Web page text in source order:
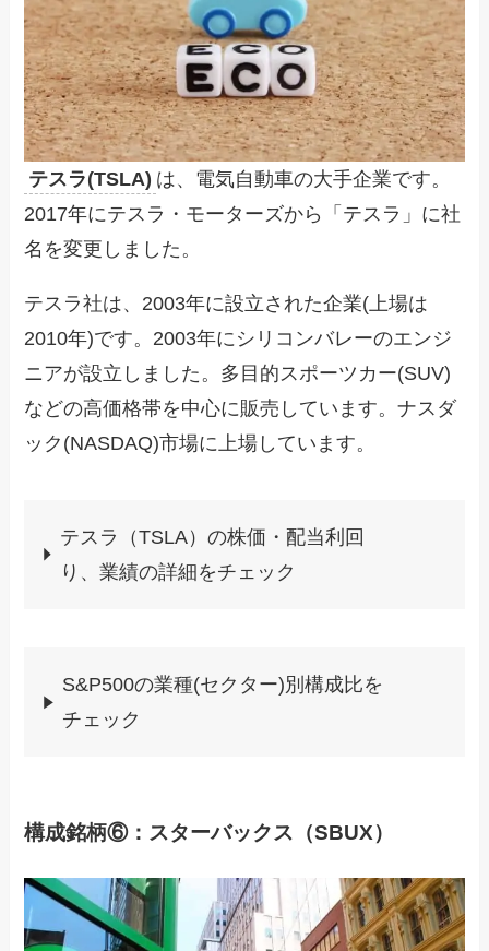
テスラ(TSLA) は、電気自動車の大手企業です。
2017年にテスラ・モーターズから「テスラ」に社
名を変更しました。
テスラ社は、2003年に設立された企業(上場は
2010年)です。2003年にシリコンバレーのエンジ
ニアが設立しました。多目的スポーツカー(SUV)
などの高価格帯を中心に販売しています。ナスダ
ック(NASDAQ)市場に上場しています。
テスラ（TSLA）の株価・配当利回
り、業績の詳細をチェック
S&P500の業種(セクター)別構成比を
チェック
構成銘柄⑥：スターバックス（SBUX）